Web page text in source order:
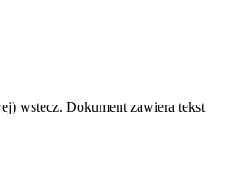
wstecz. Dokument zawiera tekst